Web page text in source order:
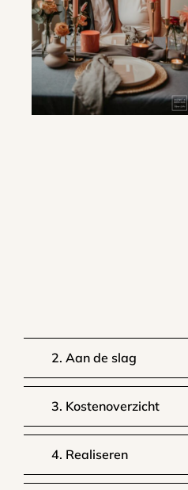
2. Aan de slag
3. Kostenoverzicht
4. Realiseren